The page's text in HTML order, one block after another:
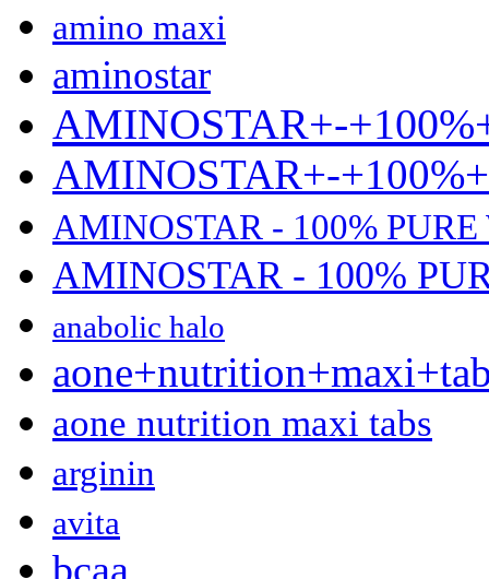
amino maxi
aminostar
AMINOSTAR+-
AMINOSTAR+-
AMINOSTAR - 100%
AMINOSTAR - 100%
anabolic halo
aone nutrition maxi tabs
arginin
avita
bcaa